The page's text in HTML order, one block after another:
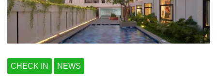
CHECK IN NEWS